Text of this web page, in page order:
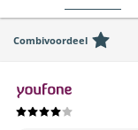
Combivoordeel